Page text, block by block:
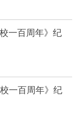
一百周年》纪
一百周年》纪